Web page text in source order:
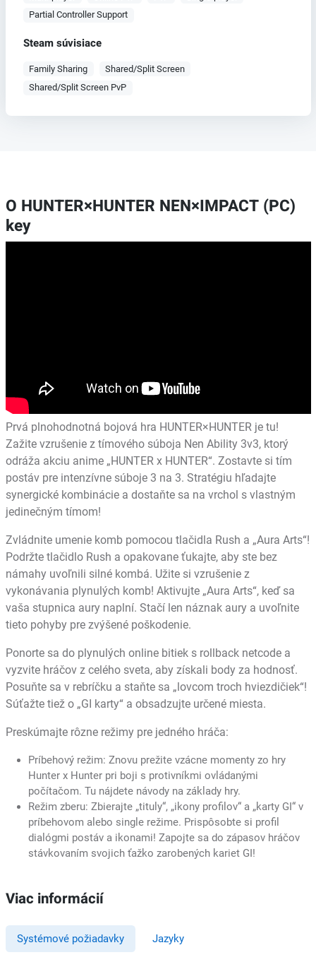
Partial Controller Support
Steam súvisiace
Family Sharing
Shared/Split Screen
Shared/Split Screen PvP
O HUNTER×HUNTER NEN×IMPACT (PC)
key
Prvá plnohodnotná bojová hra HUNTER×HUNTER je tu!
Zažite vzrušenie z tímového súboja Nen Ability 3v3, ktorý
odráža akciu anime „HUNTER x HUNTER“. Zostavte si tím
postáv pre intenzívne súboje 3 na 3. Stratégiu hľadajte
synergické kombinácie a dostaňte sa na vrchol s vlastným
jedinečným tímom!
Zvládnite umenie komb pomocou tlačidla Rush a „Aura Arts“!
Podržte tlačidlo Rush a opakovane ťukajte, aby ste bez
námahy uvoľnili silné kombá. Užite si vzrušenie z
vykonávania plynulých komb! Aktivujte „Aura Arts“, keď sa
vaša stupnica aury naplní. Stačí len náznak aury a uvoľnite
tieto pohyby pre zvýšené poškodenie.
Ponorte sa do plynulých online bitiek s rollback netcode a
vyzvite hráčov z celého sveta, aby získali body za hodnosť.
Posuňte sa v rebríčku a staňte sa „lovcom troch hviezdičiek“!
Súťažte tiež o „GI karty“ a obsadzujte určené miesta.
Preskúmajte rôzne režimy pre jedného hráča:
Príbehový režim: Znovu prežite vzácne momenty zo hry
Hunter x Hunter pri boji s protivníkmi ovládanými
počítačom. Tu nájdete návody na základy hry.
Režim zberu: Zbierajte „tituly“, „ikony profilov“ a „karty GI“ v
príbehovom alebo single režime. Prispôsobte si profil
dialógmi postáv a ikonami! Zapojte sa do zápasov hráčov
stávkovaním svojich ťažko zarobených kariet GI!
Viac informácií
Systémové požiadavky Jazyky